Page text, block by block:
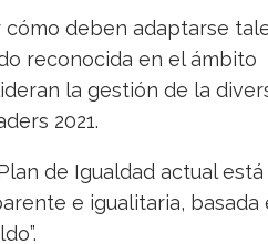
deben adaptarse
reconocida en el ámbito
la gestión de la
2021.
de Igualdad actual está
e igualitaria, basada